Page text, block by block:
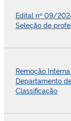
Edital nº 09/
Seleção de
Remoção
Departamento
Classificação